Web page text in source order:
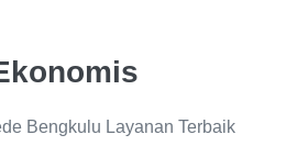
Bengkulu Layanan Terbaik